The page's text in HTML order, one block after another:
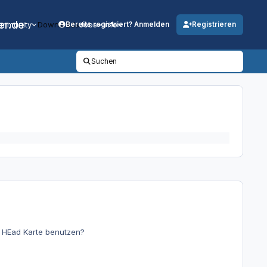
DownloadsJobs Info
Bereits registriert? Anmelden Registrieren
Suchen
Karte benutzen?